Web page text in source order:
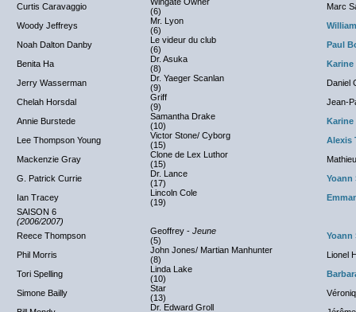
Curtis Caravaggio
(6)
Marc
Woody Jeffreys
Mr. Lyon
(6)
Noah Dalton Danby
Le videur du club
(6)
Paul
Benita Ha
Dr. Asuka
(8)
Karine
Jerry Wasserman
Dr. Yaeger Scanlan
(9)
Daniel
Chelah Horsdal
Griff
(9)
Jean-
Annie Burstede
Samantha Drake
(10)
Karine
Lee Thompson Young
Victor Stone/ Cyborg
(15)
Alexis
Mackenzie Gray
Clone de Lex Luthor
(15)
G. Patrick Currie
Dr. Lance
(17)
Yoann
Ian Tracey
Lincoln Cole
(19)
SAISON 6
(2006/2007)
Reece Thompson
Geoffrey - Jeune
(5)
Yoann
Phil Morris
John Jones/ Martian Manhunter
(8)
Lionel
Tori Spelling
Linda Lake
(10)
Simone Bailly
Star
(13)
Dr. Edward Groll